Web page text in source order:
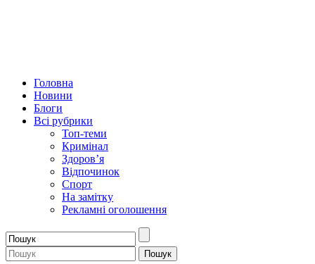
Головна
Новини
Блоги
Всі рубрики
Топ-теми
Кримінал
Здоров’я
Відпочинок
Спорт
На замітку
Рекламні оголошення